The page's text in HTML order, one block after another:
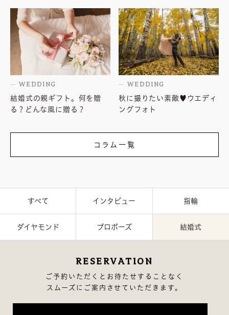
WEDDING
結婚式の親ギフト。何を贈
る？どんな風に贈る？
WEDDING
秋に撮りたい素敵♥ウエディ
ングフォト
コラム一覧
すべて インタビュー 指輪
ダイヤモンド プロポーズ 結婚式
RESERVATION
ご予約いただくとお待たせすることなく
スムーズにご案内させていただきます。